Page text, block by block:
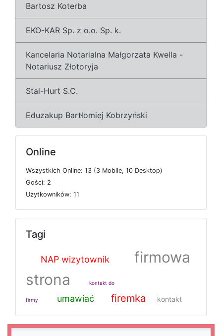
Bartosz Koterba
EKO-KAR Sp. z o.o. Sp. k.
Kancelaria Notarialna Małgorzata Kwella -
Notariusz Złotoryja
Stal-Hurt S.C.
Eduzakup Bartłomiej Kobrzyński
Online
Wszystkich Online: 13 (3 Mobile, 10 Desktop)
Gości: 2
Użytkowników: 11
Tagi
NAP wizytownik
firmowa
strona
kontakt do
firmy umawiać firemka kontakt